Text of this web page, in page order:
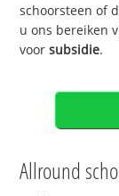
schoorsteen of
u ons bereiken
voorsubsidie.
Allround